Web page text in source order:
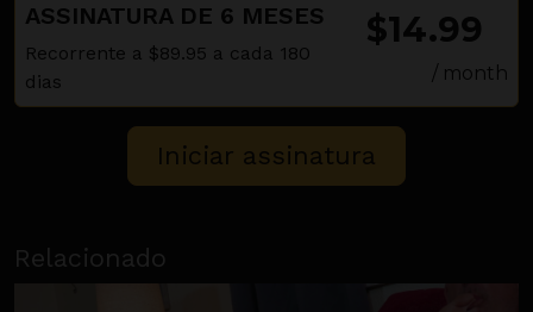
ASSINATURA DE 6 MESES
Recorrente a $89.95 a cada 180
dias
$14.99
/ month
Relacionado